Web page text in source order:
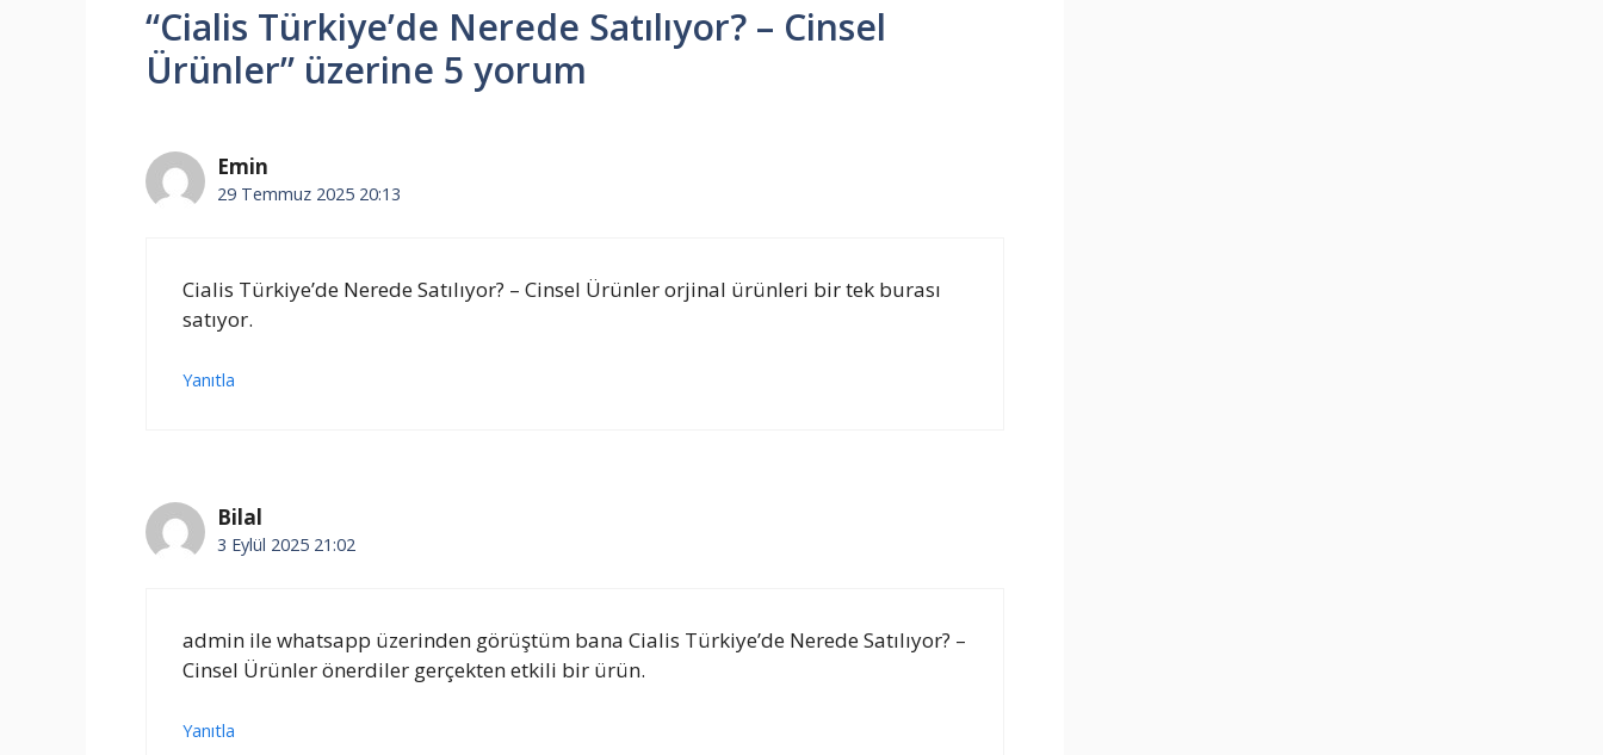
“Cialis Türkiye’de Nerede Satılıyor? – Cinsel
Ürünler” üzerine 5 yorum
Emin
29 Temmuz 2025 20:13
Cialis Türkiye’de Nerede Satılıyor? – Cinsel Ürünler orjinal ürünleri bir tek burası
satıyor.
Yanıtla
Bilal
3 Eylül 2025 21:02
admin ile whatsapp üzerinden görüştüm bana Cialis Türkiye’de Nerede Satılıyor? –
Cinsel Ürünler önerdiler gerçekten etkili bir ürün.
Yanıtla